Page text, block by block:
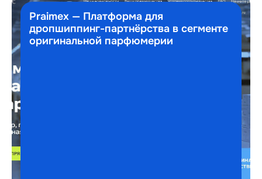
Praimex — Платформа для
дропшиппинг-партнёрства в сегменте
оригинальной парфюмерии